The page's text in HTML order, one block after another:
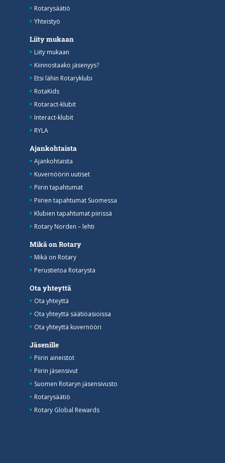
Rotarysäätiö
Yhteistyö
Liity mukaan
Liity mukaan
Kiinnostaako jäsenyys?
Etsi lähin Rotaryklubi
RotaKids
Rotaract-klubit
Interact-klubit
RYLA
Ajankohtaista
Ajankohtaista
Kuvernöörin uutiset
Piirin tapahtumat
Piirien tapahtumat Suomessa
Klubien tapahtumat piirissä
Rotary Norden – lehti
Mikä on Rotary
Mikä on Rotary
Perustietoa Rotarysta
Ota yhteyttä
Ota yhteyttä
Ota yhteyttä säätiöasioissa
Ota yhteyttä kuvernööri
Jäsenille
Piirin aineistot
Piirin jäsensivut
Suomen Rotaryn jäsensivusto
Rotarysäätiö
Rotary Global Rewards